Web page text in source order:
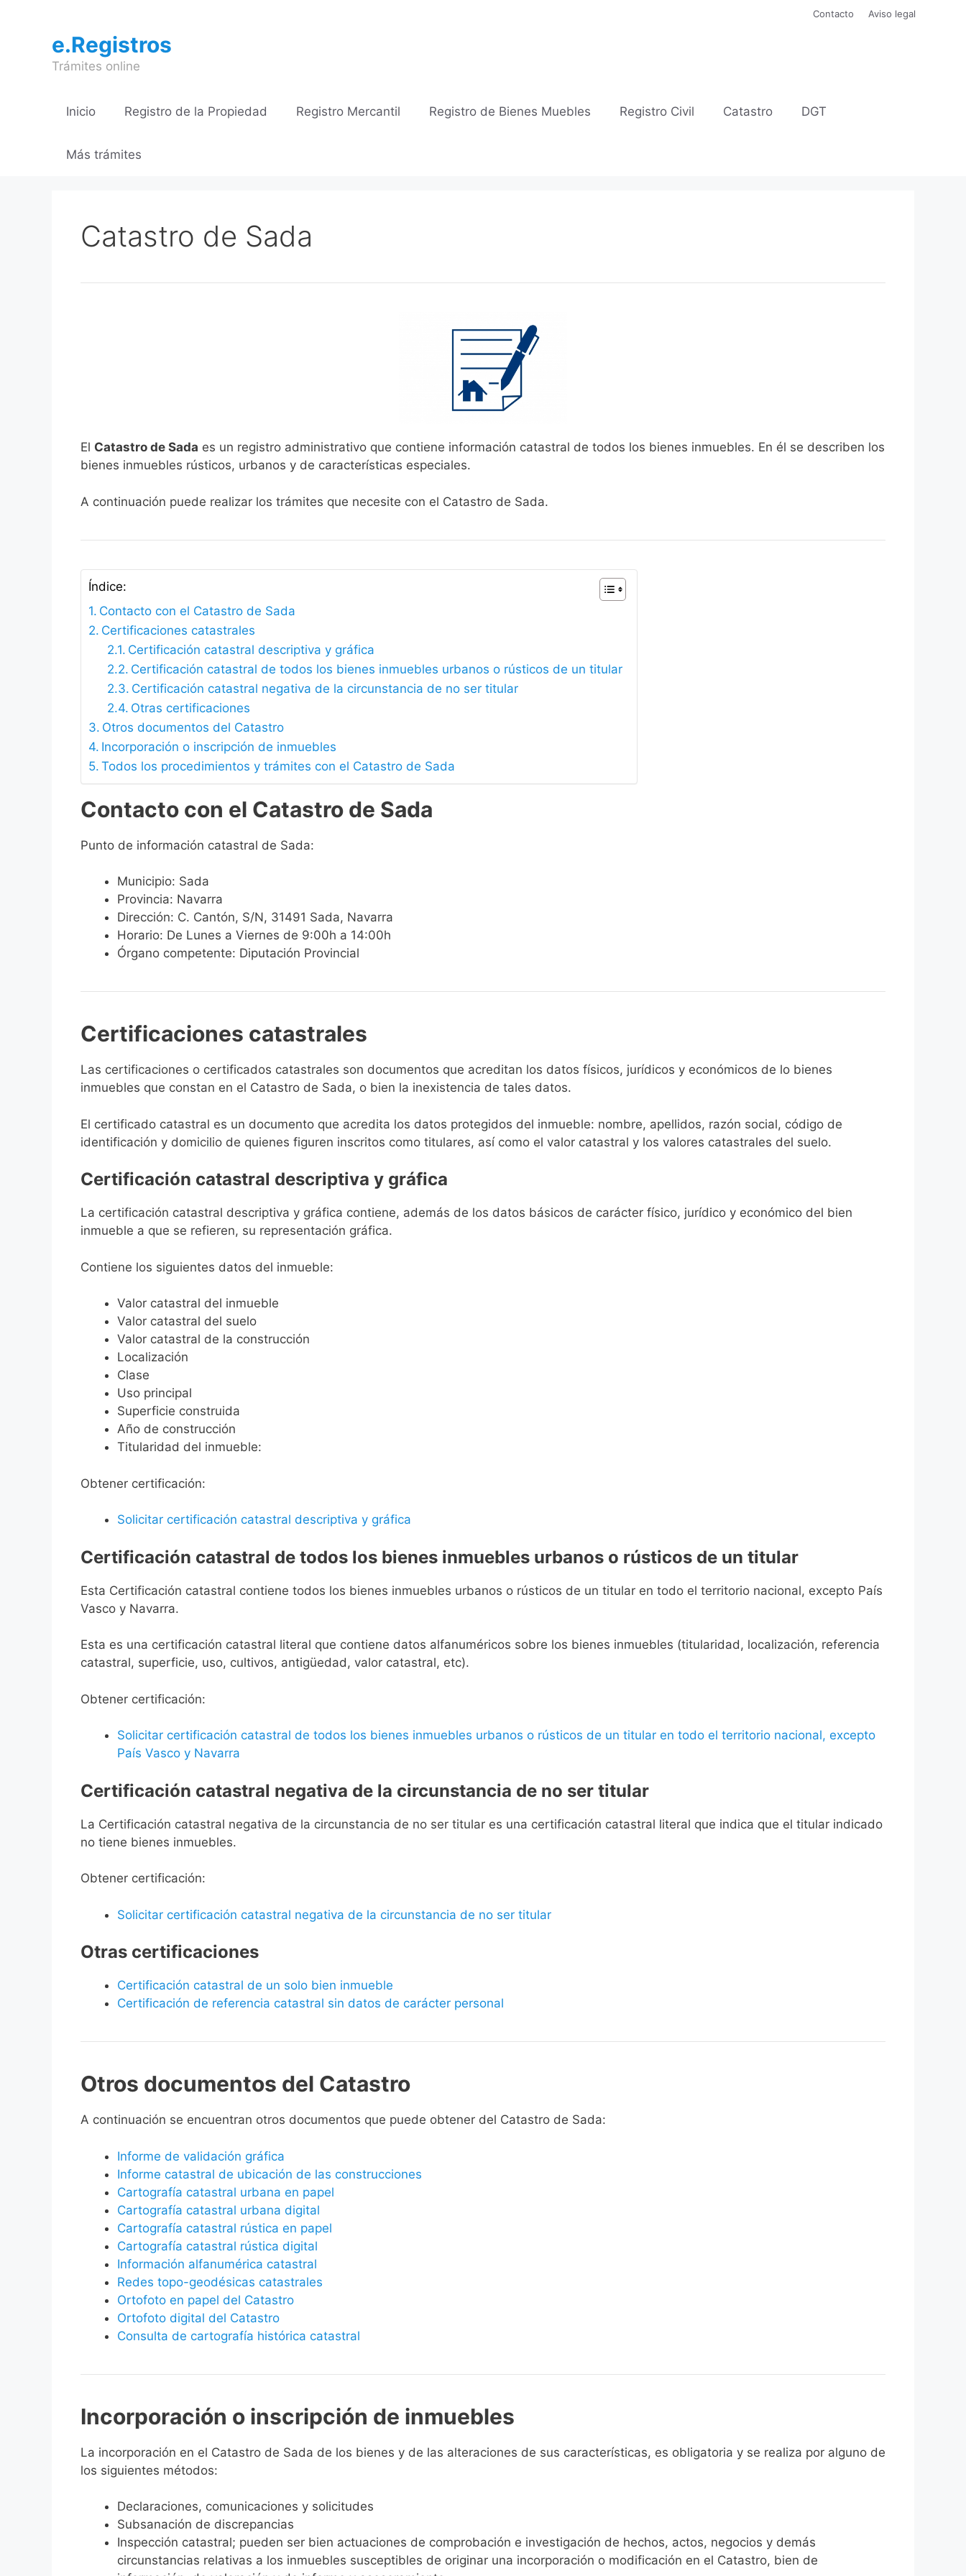
contenido
Contacto Aviso legal
e.Registros
Trámites online
Inicio Registro de la Propiedad Registro Mercantil Registro de Bienes Muebles Registro Civil Catastro DGT
Más trámites
Catastro de Sada
El Catastro de Sada es un registro administrativo que contiene información catastral de todos los bienes inmuebles. En él se describen los
bienes inmuebles rústicos, urbanos y de características especiales.
A continuación puede realizar los trámites que necesite con el Catastro de Sada.
Índice:
Contacto con el Catastro de Sada
Certificaciones catastrales
Certificación catastral descriptiva y gráfica
Certificación catastral de todos los bienes inmuebles urbanos o rústicos de un titular
Certificación catastral negativa de la circunstancia de no ser titular
Otras certificaciones
Otros documentos del Catastro
Incorporación o inscripción de inmuebles
Todos los procedimientos y trámites con el Catastro de Sada
Contacto con el Catastro de Sada
Punto de información catastral de Sada:
Municipio: Sada
Provincia: Navarra
Dirección: C. Cantón, S/N, 31491 Sada, Navarra
Horario: De Lunes a Viernes de 9:00h a 14:00h
Órgano competente: Diputación Provincial
Certificaciones catastrales
Las certificaciones o certificados catastrales son documentos que acreditan los datos físicos, jurídicos y económicos de lo bienes
inmuebles que constan en el Catastro de Sada, o bien la inexistencia de tales datos.
El certificado catastral es un documento que acredita los datos protegidos del inmueble: nombre, apellidos, razón social, código de
identificación y domicilio de quienes figuren inscritos como titulares, así como el valor catastral y los valores catastrales del suelo.
Certificación catastral descriptiva y gráfica
La certificación catastral descriptiva y gráfica contiene, además de los datos básicos de carácter físico, jurídico y económico del bien
inmueble a que se refieren, su representación gráfica.
Contiene los siguientes datos del inmueble:
Valor catastral del inmueble
Valor catastral del suelo
Valor catastral de la construcción
Localización
Clase
Uso principal
Superficie construida
Año de construcción
Titularidad del inmueble:
Obtener certificación:
Solicitar certificación catastral descriptiva y gráfica
Certificación catastral de todos los bienes inmuebles urbanos o rústicos de un titular
Esta Certificación catastral contiene todos los bienes inmuebles urbanos o rústicos de un titular en todo el territorio nacional, excepto País
Vasco y Navarra.
Esta es una certificación catastral literal que contiene datos alfanuméricos sobre los bienes inmuebles (titularidad, localización, referencia
catastral, superficie, uso, cultivos, antigüedad, valor catastral, etc).
Obtener certificación:
Solicitar certificación catastral de todos los bienes inmuebles urbanos o rústicos de un titular en todo el territorio nacional, excepto
País Vasco y Navarra
Certificación catastral negativa de la circunstancia de no ser titular
La Certificación catastral negativa de la circunstancia de no ser titular es una certificación catastral literal que indica que el titular indicado
no tiene bienes inmuebles.
Obtener certificación:
Solicitar certificación catastral negativa de la circunstancia de no ser titular
Otras certificaciones
Certificación catastral de un solo bien inmueble
Certificación de referencia catastral sin datos de carácter personal
Otros documentos del Catastro
A continuación se encuentran otros documentos que puede obtener del Catastro de Sada:
Informe de validación gráfica
Informe catastral de ubicación de las construcciones
Cartografía catastral urbana en papel
Cartografía catastral urbana digital
Cartografía catastral rústica en papel
Cartografía catastral rústica digital
Información alfanumérica catastral
Redes topo-geodésicas catastrales
Ortofoto en papel del Catastro
Ortofoto digital del Catastro
Consulta de cartografía histórica catastral
Incorporación o inscripción de inmuebles
La incorporación en el Catastro de Sada de los bienes y de las alteraciones de sus características, es obligatoria y se realiza por alguno de
los siguientes métodos:
Declaraciones, comunicaciones y solicitudes
Subsanación de discrepancias
Inspección catastral; pueden ser bien actuaciones de comprobación e investigación de hechos, actos, negocios y demás
circunstancias relativas a los inmuebles susceptibles de originar una incorporación o modificación en el Catastro, bien de